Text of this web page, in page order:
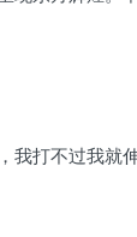
我打不过我就